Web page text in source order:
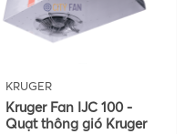
KRUGER
Kruger Fan IJC 100 -
Quạt thông gió Kruger